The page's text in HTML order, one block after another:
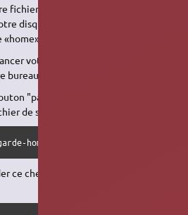
fichier «sauvegarde-home.sh» à un
disque dur ; par exemple dans un
votre script de sauvegarde d'un
bureau.
"parcourir" pour indiquer le
de sauvegarde. Exemple :
home.sh
ce chemin d'une autre commande,